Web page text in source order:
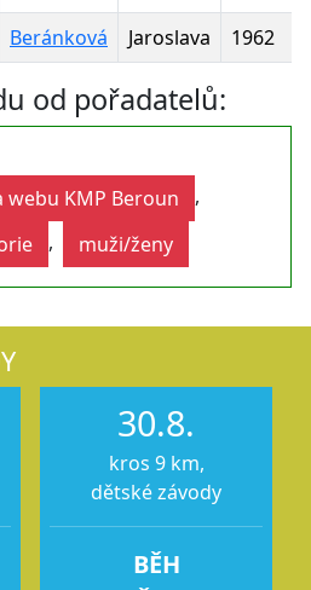
Beránková Jaroslava 1962
od pořadatelů:
webu KMP Beroun
,
, muži/ženy
30.8.
kros 9 km,
dětské závody
BĚH